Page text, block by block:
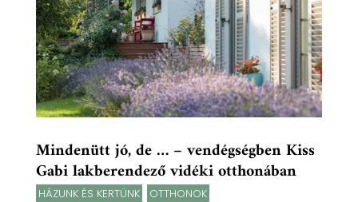
Mindenütt jó, de … – vendégségben Kiss
Gabi lakberendező vidéki otthonában
HÁZUNK ÉS KERTÜNK OTTHONOK